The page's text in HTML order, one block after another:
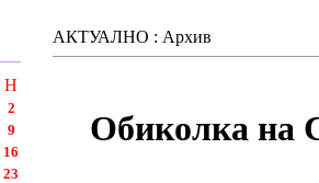
Н
2
9
16
23
АКТУАЛНО : Архив
Обиколка на